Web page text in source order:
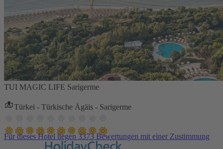
TUI MAGIC LIFE Sarigerme
Türkei - Türkische Ägäis - Sarigerme
Für dieses Hotel liegen 3373 Bewertungen mit einer Zustimmung